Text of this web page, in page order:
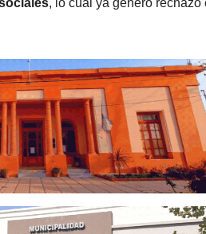
, lo cual ya generó rechazo